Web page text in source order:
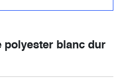
polyester blanc dur